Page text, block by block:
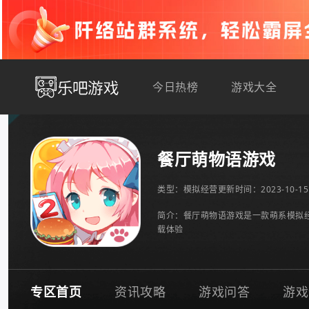
今日热榜 游戏大全
餐厅萌物语游戏
类型： 模拟经营更新时间：2023-10-
简介：餐厅萌物语游戏是一款萌系模
载体验
专区首页 资讯攻略 游戏问答 游